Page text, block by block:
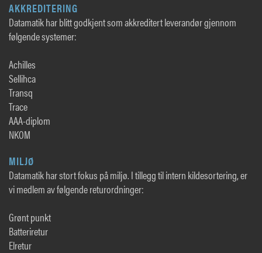
AKKREDITERING
Datamatik har blitt godkjent som akkreditert leverandør gjennom
følgende systemer:
Achilles
Sellihca
Transq
Trace
AAA-diplom
NKOM
MILJØ
Datamatik har stort fokus på miljø. I tillegg til intern kildesortering, er
vi medlem av følgende returordninger:
Grønt punkt
Batteriretur
Elretur